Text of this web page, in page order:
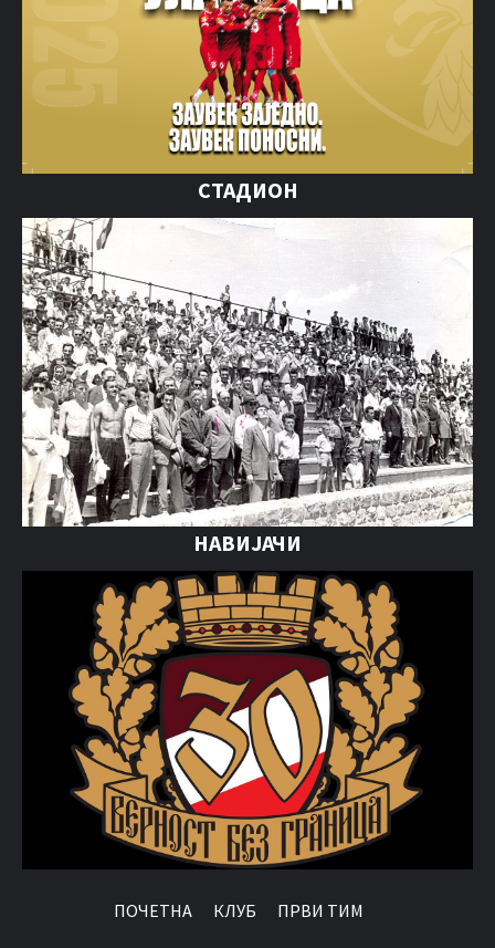
СТАДИОН
НАВИЈАЧИ
ПОЧЕТНА КЛУБ ПРВИ ТИМ